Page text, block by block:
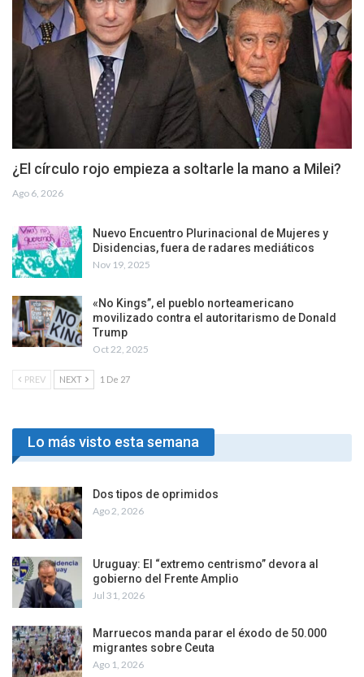
¿El círculo rojo empieza a soltarle la mano a Milei?
Ago 6, 2026
Nuevo Encuentro Plurinacional de Mujeres y
Disidencias, fuera de radares mediáticos
Nov 19, 2025
«No Kings”, el pueblo norteamericano
movilizado contra el autoritarismo de Donald
Trump
Oct 22, 2025
PREV NEXT 1 De 27
Lo más visto esta semana
Dos tipos de oprimidos
Ago 2, 2026
Uruguay: El “extremo centrismo” devora al
gobierno del Frente Amplio
Jul 31, 2026
Marruecos manda parar el éxodo de 50.000
migrantes sobre Ceuta
Ago 1, 2026